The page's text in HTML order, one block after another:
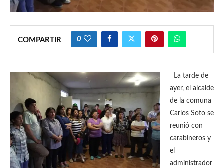
COMPARTIR 0
La tarde de
ayer, el alcalde
de la comuna
Carlos Soto se
reunió con
carabineros y
el
administrador